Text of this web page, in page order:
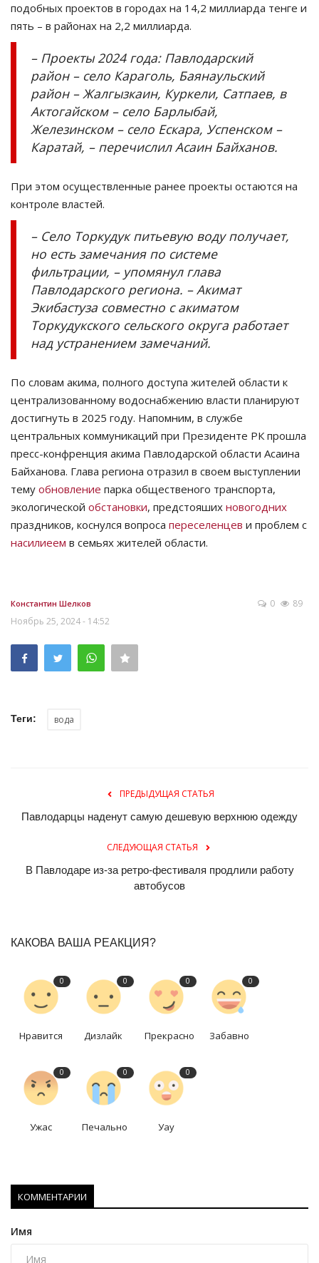
подобных проектов в городах на 14,2 миллиарда тенге и
пять – в районах на 2,2 миллиарда.
– Проекты 2024 года: Павлодарский
район – село Караголь, Баянаульский
район – Жалгызкаин, Куркели, Сатпаев, в
Актогайском – село Барлыбай,
Железинском – село Ескара, Успенском –
Каратай, – перечислил Асаин Байханов.
При этом осуществленные ранее проекты остаются на
контроле властей.
– Село Торкудук питьевую воду получает,
но есть замечания по системе
фильтрации, – упомянул глава
Павлодарского региона. – Акимат
Экибастуза совместно с акиматом
Торкудукского сельского округа работает
над устранением замечаний.
По словам акима, полного доступа жителей области к
централизованному водоснабжению власти планируют
достигнуть в 2025 году. Напомним, в службе
центральных коммуникаций при Президенте РК прошла
пресс-конфренция акима Павлодарской области Асаина
Байханова. Глава региона отразил в своем выступлении
тему обновление парка общественого транспорта,
экологической обстановки, предстояших новогодних
праздников, коснулся вопроса переселенцев и проблем с
насилиеем в семьях жителей области.
Константин Шелков
Ноябрь 25, 2024 - 14:52
0 89
Теги: вода
ПРЕДЫДУЩАЯ СТАТЬЯ
Павлодарцы наденут самую дешевую верхнюю одежду
СЛЕДУЮЩАЯ СТАТЬЯ
В Павлодаре из-за ретро-фестиваля продлили работу
автобусов
КАКОВА ВАША РЕАКЦИЯ?
0
Нравится
0
Дизлайк
0
Прекрасно
0
Забавно
0
Ужас
0
Печально
0
Уау
КОММЕНТАРИИ
Имя